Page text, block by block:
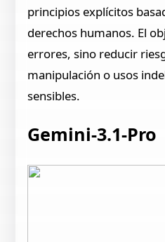
principios explícitos
derechos humanos. El
errores, sino reducir
manipulación o usos
sensibles.
Gemini-3.1-Pro